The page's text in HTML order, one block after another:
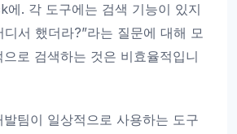
에. 각 도구에는 검색 기능이 있지
디서 했더라?”라는 질문에 대해 모
로 검색하는 것은 비효율적입니
팀이 일상적으로 사용하는 도구